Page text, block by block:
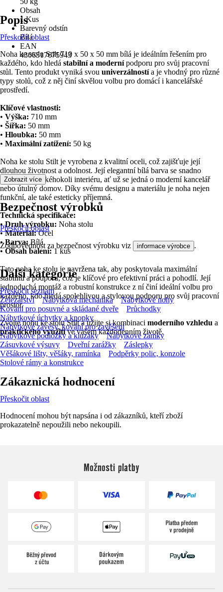
Obsah
1 Kus
Barevný odstín
Bílá
EAN
4306517675943
Popis
Přeskočit oblast
Noha ke stolu Stilt 710 x 50 x 50 mm bílá je ideálním řešením pro
každého, kdo hledá stabilní a modernípodporu pro svůj pracovní
stůl. Tento produkt vyniká svou univerzálnostía je vhodný pro různé
typy stolů, což z něj činí skvělou volbu pro domácí i kancelářské
prostředí.
Klíčové vlastnosti:
• Výška: 710 mm
• Šířka: 50 mm
• Hloubka: 50 mm
• Maximální zatížení: 50 kg
Noha ke stolu Stilt je vyrobena z kvalitní oceli, což zajišťuje její
dlouhou životnost a odolnost. Její elegantní bílá barva se snadno
integruje do jakéhokoli interiéru, ať už se jedná o moderní kancelář
nebo útulný domov. Díky svému designu a materiálu je noha nejen
funkční, ale také esteticky příjemná.
Technická specifikace:
•Druh výrobku: Noha stolu
•Materiál:Ocel
•Barva: Bílá
•Obsah balení:1 kus
Tato noha ke stolu je navržena tak, aby poskytovala maximální
stabilitu a podporu, což je klíčové pro efektivní práci a pohodlí. Její
jednoduchá montáž a robustní konstrukce z ní činí ideální volbu pro
každého, kdo hledá spolehlivou a stylovou podporu pro svůj pracovní
prostor.
Zvolte nohu ke stolu Stilt a užijte si kombinaci moderního vzhledu a
praktického využitíve vašem každodenním životě.
Zobrazit více
Bezpečnost výrobků
Přeskočit oblast
Zodpovědnost za bezpečnost výrobku viz informace výrobce .
Další kategorie
Přeskočit seznam
Železářství
Nábytková mechanika
Nábytkové nohy
Kování pro posuvné a skládané dveře
Průchodky
Nábytkové úchytky a knopky
Nábytkové závěsy, kování pro zavěšení
Nábytkové podložky a kluzáky
Nábytkové zámky
Zásuvkové výsuvy
Dveřní zarážky
Záslepky
Věšákové lišty, věšáky, ramínka
Podpěrky polic, konzole
Stolové rámy a konstrukce
Zákaznická hodnocení
Přeskočit oblast
Hodnocení mohou být napsána i od zákazníků, kteří zboží
prokazatelně nepoužili nebo nekoupili.
Možnosti platby